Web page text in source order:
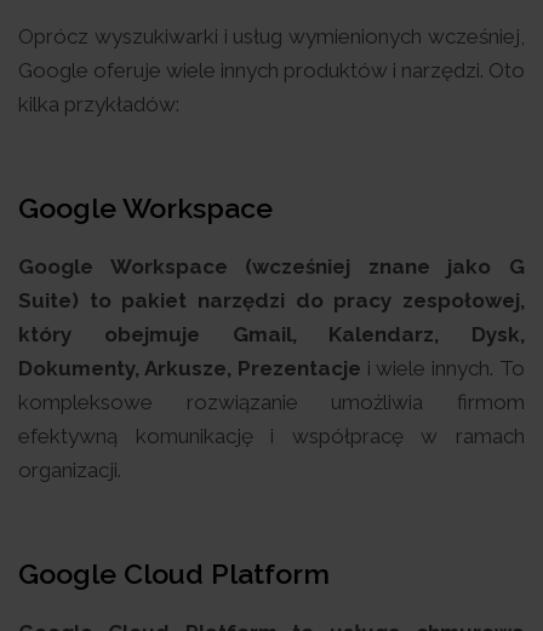
Oprócz wyszukiwarki i usług wymienionych wcześniej,
Google oferuje wiele innych produktów i narzędzi. Oto
kilka przykładów:
Google Workspace
Google Workspace (wcześniej znane jako G
Suite) to pakiet narzędzi do pracy zespołowej,
który obejmuje Gmail, Kalendarz, Dysk,
Dokumenty, Arkusze, Prezentacje i wiele innych. To
kompleksowe rozwiązanie umożliwia firmom
efektywną komunikację i współpracę w ramach
organizacji.
Google Cloud Platform